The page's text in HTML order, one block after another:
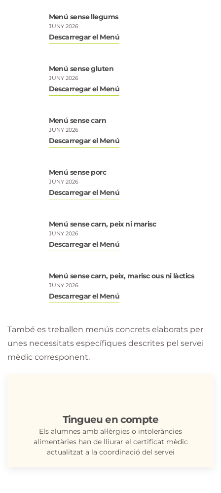
Menú sense llegums
JUNY 2026
Descarregar el Menú
Menú sense gluten
JUNY 2026
Descarregar el Menú
Menú sense carn
JUNY 2026
Descarregar el Menú
Menú sense porc
JUNY 2026
Descarregar el Menú
Menú sense carn, peix ni marisc
JUNY 2026
Descarregar el Menú
Menú sense carn, peix, marisc ous ni làctics
JUNY 2026
Descarregar el Menú
També es treballen menús concrets elaborats per
unes necessitats específiques descrites pel servei
mèdic corresponent.
Tingueu en compte
Els alumnes amb al·lèrgies o intoleràncies
alimentàries han de lliurar el certificat mèdic
actualitzat a la coordinació del servei